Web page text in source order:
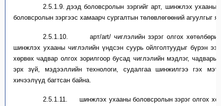
2.5.1.9. дээд боловсролын зэргийгарт, шинжлэхухааны
боловсролын зэргээс хамаарч сургалтын төлөвлөгөөний агуулгыг
2.5.1.10. арт/art/ чиглэлийн зэрэг олгох хөтөлбөр
шинжлэх ухааны чиглэлийн үндсэн суурь ойлголтуудыг бүрэн
хөрвөх чадвар олгох зорилгоор бусад чиглэлийн мэдлэг, чадварыг
эрх зүй, мэдээллийн технологи, судалгаа шинжилгээ гэх
хичээлүүд багтсан байна.
2.5.1.11. шинжлэх ухааны боловсролынзэрэг олгох